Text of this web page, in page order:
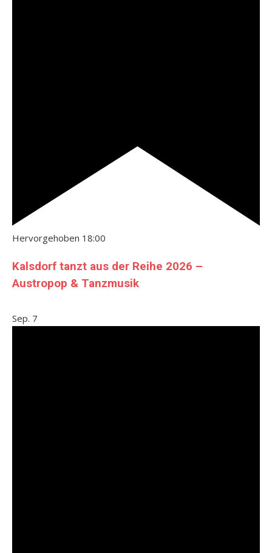
Hervorgehoben 18:00
Kalsdorf tanzt aus der Reihe 2026 –
Austropop & Tanzmusik
Sep. 7